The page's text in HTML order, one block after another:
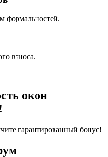
формальностей.
взноса.
окон
гарантированный бонус!